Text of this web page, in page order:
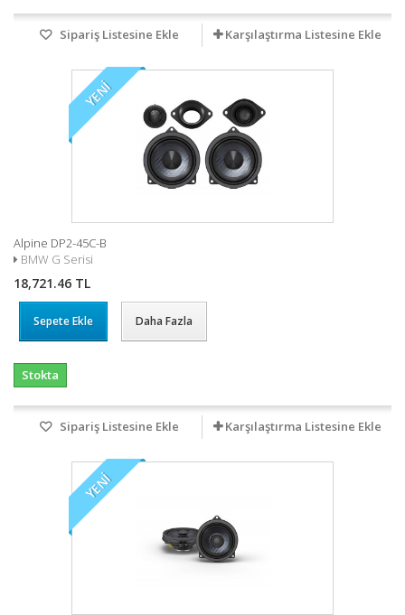
Sipariş Listesine Ekle Karşılaştırma Listesine Ekle
YENI
Alpine DP2-45C-B
BMW G Serisi
18,721.46 TL
Sepete Ekle Daha Fazla
Stokta
Sipariş Listesine Ekle Karşılaştırma Listesine Ekle
YENI